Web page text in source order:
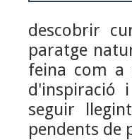
descobrir
paratge
feina com a
d'inspiració
seguir
pendents de